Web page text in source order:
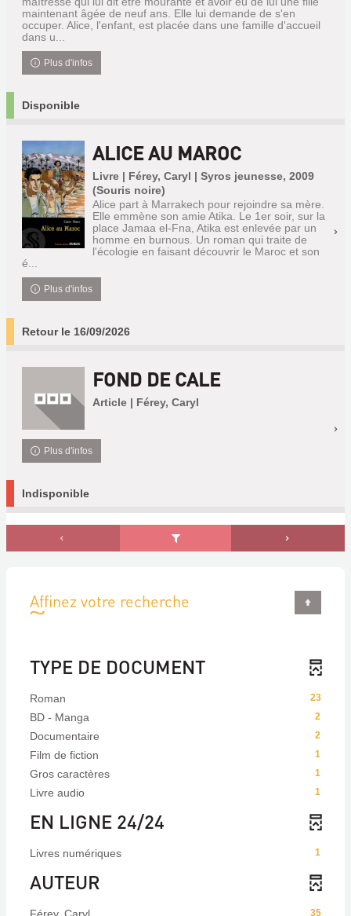
maintenant âgée de neuf ans. Elle lui demande de s'en
occuper. Alice, l'enfant, est placée dans une famille d'accueil
dans u...
Plus d'infos
Disponible
ALICE AU MAROC
Livre | Férey, Caryl | Syros jeunesse, 2009
(Souris noire)
Alice part à Marrakech pour rejoindre sa mère.
Elle emmène son amie Atika. Le 1er soir, sur la
place Jamaa el-Fna, Atika est enlevée par un
homme en burnous. Un roman qui traite de
l'écologie en faisant découvrir le Maroc et son
é...
Plus d'infos
Retour le 16/09/2026
FOND DE CALE
Article | Férey, Caryl
Plus d'infos
Indisponible
Affinez votre recherche
TYPE DE DOCUMENT
23
Roman
2
BD - Manga
2
Documentaire
1
Film de fiction
1
Gros caractères
1
Livre audio
EN LIGNE 24/24
1
Livres numériques
AUTEUR
35